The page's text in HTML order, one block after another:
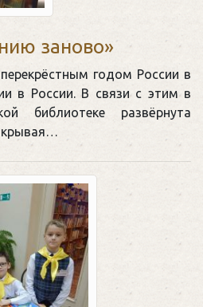
заново»
годом России в
в России. В связи с этим в
библиотеке развёрнута